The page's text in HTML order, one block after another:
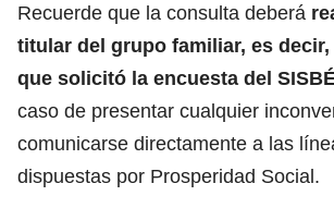
Recuerde que la consulta deberá
titular del grupo familiar, es
que solicitó la encuesta del
caso de presentar cualquier
comunicarse directamente a las
dispuestas por Prosperidad Social.